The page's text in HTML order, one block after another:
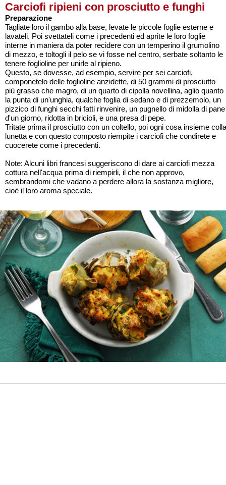
Carciofi ripieni con prosciutto e funghi
Preparazione
Tagliate loro il gambo alla base, levate le piccole foglie esterne e
lavateli. Poi svettateli come i precedenti ed aprite le loro foglie
interne in maniera da poter recidere con un temperino il grumolino
di mezzo, e toltogli il pelo se vi fosse nel centro, serbate soltanto le
tenere foglioline per unirle al ripieno.
Questo, se dovesse, ad esempio, servire per sei carciofi,
componetelo delle foglioline anzidette, di 50 grammi di prosciutto
più grasso che magro, di un quarto di cipolla novellina, aglio quanto
la punta di un'unghia, qualche foglia di sedano e di prezzemolo, un
pizzico di funghi secchi fatti rinvenire, un pugnello di midolla di pane
d'un giorno, ridotta in bricioli, e una presa di pepe.
Tritate prima il prosciutto con un coltello, poi ogni cosa insieme colla
lunetta e con questo composto riempite i carciofi che condirete e
cuocerete come i precedenti.
Note: Alcuni libri francesi suggeriscono di dare ai carciofi mezza
cottura nell'acqua prima di riempirli, il che non approvo,
sembrandomi che vadano a perdere allora la sostanza migliore,
cioè il loro aroma speciale.